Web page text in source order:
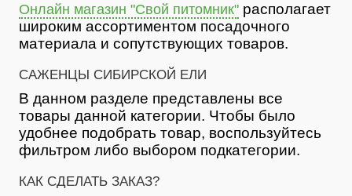
Онлайн магазин "Свой питомник" располагает
широким ассортиментом посадочного
материала и сопутствующих товаров.
САЖЕНЦЫ СИБИРСКОЙ ЕЛИ
В данном разделе представлены все
товары данной категории. Чтобы было
удобнее подобрать товар, воспользуйтесь
фильтром либо выбором подкатегории.
КАК СДЕЛАТЬ ЗАКАЗ?